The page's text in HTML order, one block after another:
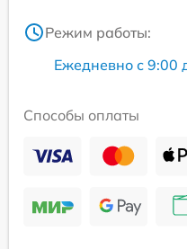
Режим работы:
Ежедневно с 9:00
Способы оплаты